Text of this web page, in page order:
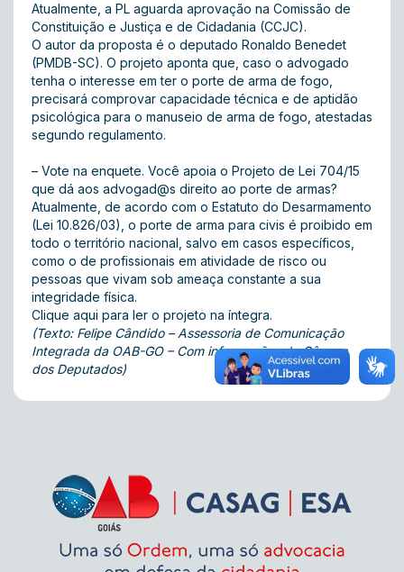
Atualmente, a PL aguarda aprovação na Comissão de
Constituição e Justiça e de Cidadania (CCJC).
O autor da proposta é o deputado Ronaldo Benedet
(PMDB-SC). O projeto aponta que, caso o advogado
tenha o interesse em ter o porte de arma de fogo,
precisará comprovar capacidade técnica e de aptidão
psicológica para o manuseio de arma de fogo, atestadas
segundo regulamento.
– Vote na enquete . Você apoia o Projeto de Lei 704/15
que dá aos advogad@s direito ao porte de armas?
Atualmente, de acordo com o Estatuto do Desarmamento
(Lei 10.826/03), o porte de arma para civis é proibido em
todo o território nacional, salvo em casos específicos,
como o de profissionais em atividade de risco ou
pessoas que vivam sob ameaça constante a sua
integridade física.
Clique aqui para ler o projeto na íntegra.
(Texto: Felipe Cândido – Assessoria de Comunicação
Integrada da OAB-GO – Com informações da Câmara
dos Deputados)